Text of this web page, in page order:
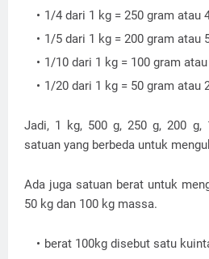
1/4 dari 1 kg = 250 gram atau
1/5 dari 1 kg = 200 gram atau
1/10 dari 1 kg = 100 gram
1/20 dari 1 kg = 50 gram atau
Jadi, 1 kg, 500 g, 250 g, 200 g,
satuan yang berbeda untuk
Ada juga satuan berat untuk
50 kg dan 100 kg massa.
berat 100kg disebut satu